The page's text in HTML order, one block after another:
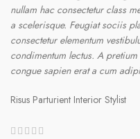
nullam hac consectetur class
a scelerisque. Feugiat sociis
consectetur elementum
condimentum lectus. A
congue sapien erat a cum
Risus Parturient Interior Stylist